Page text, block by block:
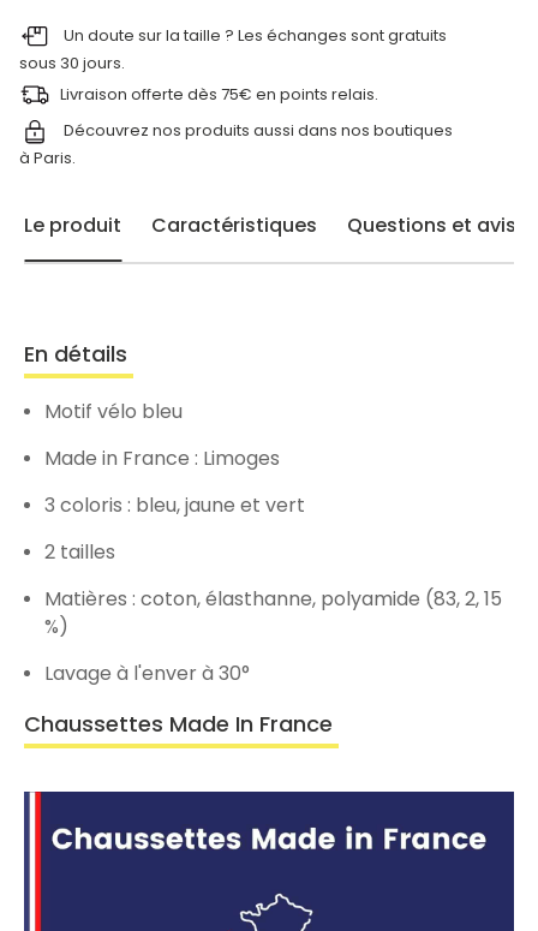
Un doute sur la taille ? Les échanges sont gratuits
sous 30 jours.
Livraison offerte dès 75€ en points relais.
Découvrez nos produits aussi dans nos boutiques
à Paris.
Le produit Caractéristiques Questions et avis
En détails
Motif vélo bleu
Made in France : Limoges
3 coloris : bleu, jaune et vert
2 tailles
Matières : coton, élasthanne, polyamide (83, 2, 15
%)
Lavage à l'enver à 30°
Chaussettes Made In France